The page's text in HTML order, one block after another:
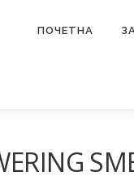
ПОЧЕТНА